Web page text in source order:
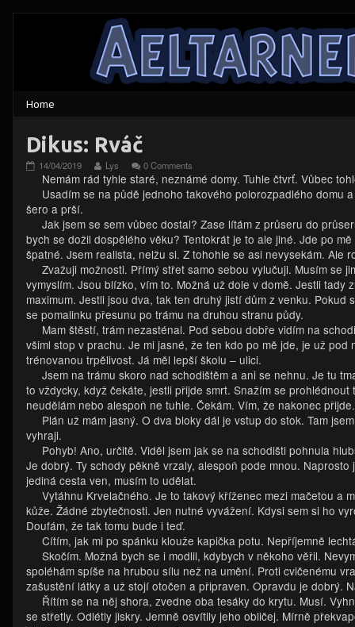
Dikus: Rváč
Dikus:
Rváč
published
on
14/04/2019
Read
more
posts
by
author
of
Dikus:
Rváč,
Lys 0 Comments
Nemám rád tyhle staré, neznámé domy. Tuhle čtvrť. Vůbec
Usadím se na půdě jednoho takového polorozpadlého domu
šero a prší.
Jak jsem se sem vůbec dostal? Zase lítám z průseru do
bych se dožil dospělého věku? Tentokrát je to ale jiné. Jde po
špatné. Jsem realista, nelžu si. Z tohohle se asi nevysekám. Ale
Zvažuji možnosti. Přímý střet samo sebou vylučuji. Musím se
vymyslím. Jsou blízko, vím to. Možná už dole v domě. Jestli
maximum. Jestli jsou dva, tak ten druhý jistí dům z venku.
se pomalinku přesunu po trámu na druhou stranu půdy.
Mam štěstí, trám nezasténal. Pod sebou dobře vidím na
všiml stop v prachu. Je mi jasné, že ten kdo po mě jde, je už
trénovanou trpělivost. Já měl lepší školu – ulici.
Jsem na trámu skoro nad schodištěm a ani se nehnu. Je tu
to vždycky, když čekáte, jestli přijde smrt. Snažím se
neudělám nebo alespoň ne tuhle. Čekám. Vím, že nakonec přijde.
Plán už mám jasný. O dva bloky dál je vstup do stok. Tam
vyhraji.
Pohyb! Ano, určitě. Viděl jsem jak se na schodišti pohnula
Je dobrý. Ty schody pěkně vrzaly, alespoň pode mnou.
jediná cesta ven, musím to udělat.
Vytáhnu Krvelačného. Je to takový kříženec mezi mačetou a
kůže. Žádné zbytečnosti. Jen nutné vyvážení. Kdysi sem si ho
Doufám, že tak tomu bude i teď.
Cítím, jak mi po spánku klouže kapička potu. Nepříjemně
Skočím. Možná bych se i modlil, kdybych v někoho věřil.
spoléhám spíše na hrubou sílu než na umění. Proti cvičenému
zašustění látky a už stojí otočen a připraven. Opravdu je dobrý.
Řítím se na něj shora, zvedne oba tesáky do krytu. Musí.
se střetly. Odlétly jiskry. Jemně osvítily jeho obličej. Mírně